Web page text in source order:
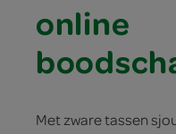
online
Met zware tassen